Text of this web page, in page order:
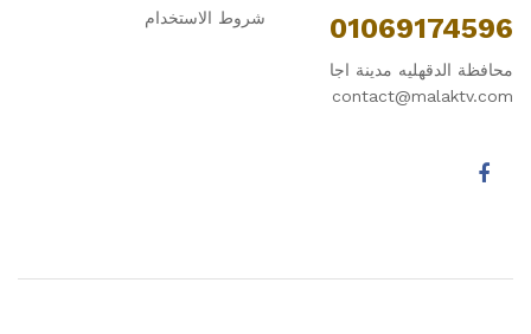
01069174596
محافظة الدقهليه مدينة اجا
contact@malaktv.com
شروط الاستخدام